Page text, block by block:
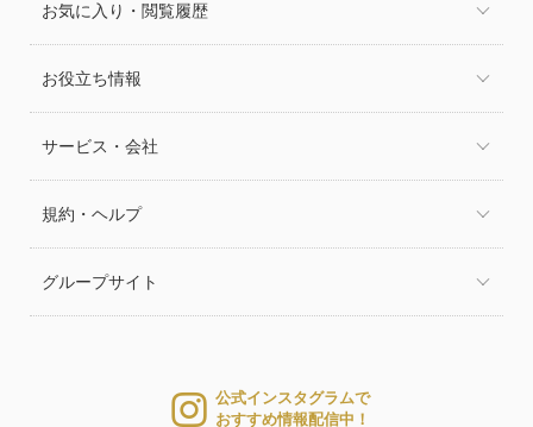
お気に入り・閲覧履歴
お役立ち情報
サービス・会社
規約・ヘルプ
グループサイト
公式インスタグラムで
おすすめ情報配信中！